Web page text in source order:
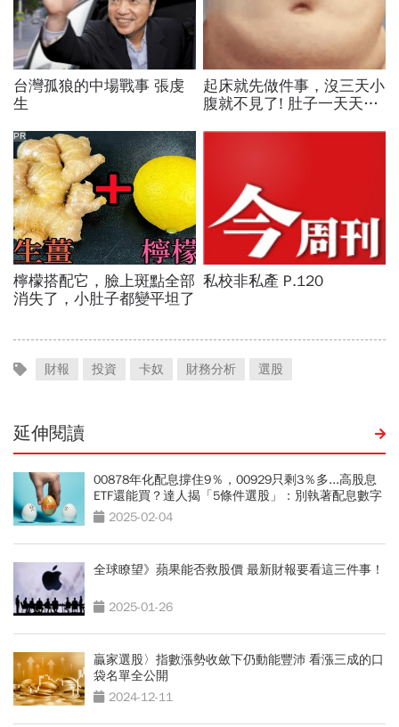
財報 投資 卡奴 財務分析 選股
延伸閱讀
00878年化配息撐住9％，00929只剩3％多...高股息
ETF還能買？達人揭「5條件選股」：別執著配息數字
2025-02-04
全球瞭望》蘋果能否救股價 最新財報要看這三件事！
2025-01-26
贏家選股〉指數漲勢收斂下仍動能豐沛 看漲三成的口
袋名單全公開
2024-12-11